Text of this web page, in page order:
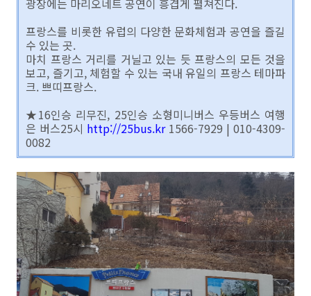
광장에는 마리오네트 공연이 흥겹게 펼쳐진다.
프랑스를 비롯한 유럽의 다양한 문화체험과 공연을 즐길
수 있는 곳.
마치 프랑스 거리를 거닐고 있는 듯 프랑스의 모든 것을
보고, 즐기고, 체험할 수 있는 국내 유일의 프랑스 테마파
크. 쁘띠프랑스.
★16인승 리무진, 25인승 소형미니버스 우등버스 여행
은 버스25시 http://25bus.kr1566-7929 | 010-4309-
0082